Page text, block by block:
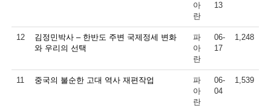
아
란
13
12
김정민박사 – 한반도 주변 국제정세 변화
와 우리의 선택
파
아
란
06-
17
1,248
11 중국의 불순한 고대 역사 재편작업
파
아
란
06-
04
1,539